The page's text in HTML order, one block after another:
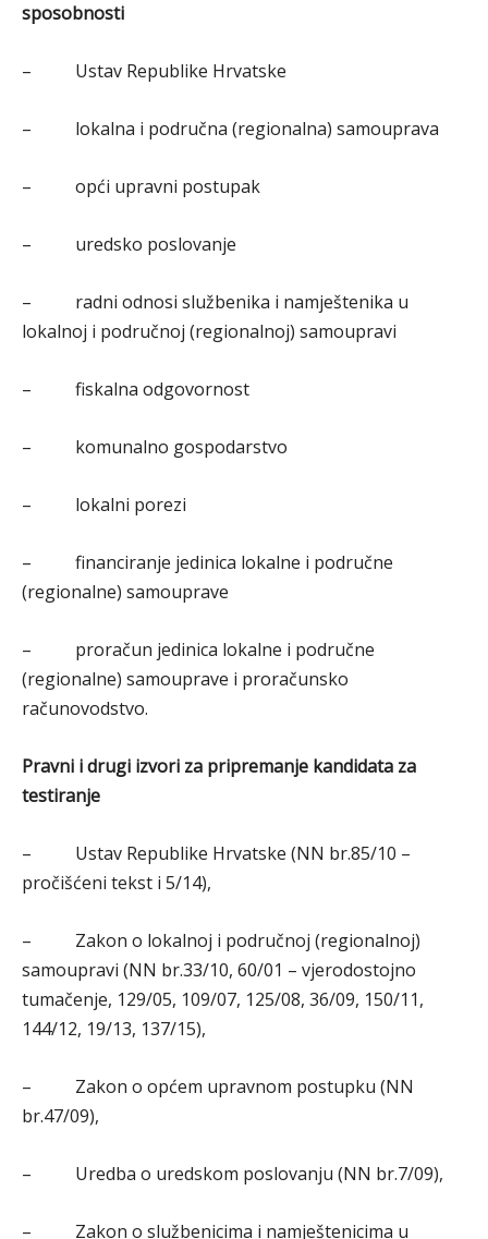
sposobnosti
– Ustav Republike Hrvatske
– lokalna i područna (regionalna) samouprava
– opći upravni postupak
– uredsko poslovanje
– radni odnosi službenika i namještenika u
lokalnoj i područnoj (regionalnoj) samoupravi
– fiskalna odgovornost
– komunalno gospodarstvo
– lokalni porezi
– financiranje jedinica lokalne i područne
(regionalne) samouprave
– proračun jedinica lokalne i područne
(regionalne) samouprave i proračunsko
računovodstvo.
Pravni i drugi izvori za pripremanje kandidata za
testiranje
– Ustav Republike Hrvatske (NN br.85/10 –
pročišćeni tekst i 5/14),
– Zakon o lokalnoj i područnoj (regionalnoj)
samoupravi (NN br.33/10, 60/01 – vjerodostojno
tumačenje, 129/05, 109/07, 125/08, 36/09, 150/11,
144/12, 19/13, 137/15),
– Zakon o općem upravnom postupku (NN
br.47/09),
– Uredba o uredskom poslovanju (NN br.7/09),
– Zakon o službenicima i namještenicima u